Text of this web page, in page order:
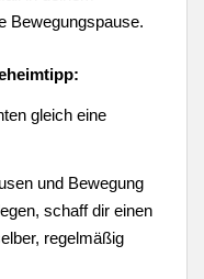
Bewegungspause.
:
gleich eine
und Bewegung
schaff dir einen
regelmäßig